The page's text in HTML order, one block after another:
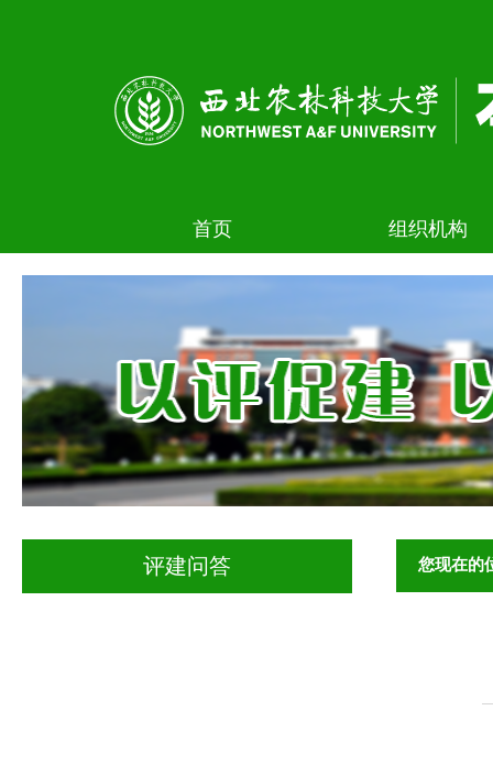
首页 组织机构
评建问答 您现在的